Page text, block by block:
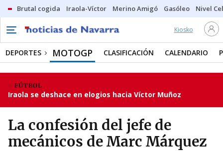
Brutal cogida Iraola-Víctor Merino Amigó Gasóleo Nivel
Kiosko
DEPORTES MOTOGP CLASIFICACIÓN CALENDARIO
FÚTBOL
Iraola se deshace en elogios hacia Víctor Muñoz
La confesión del jefe de
mecánicos de Marc Márquez